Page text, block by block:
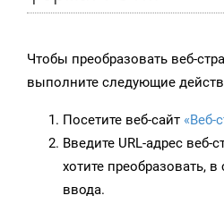
Чтобы преобразовать веб-
выполните следующие
Посетите веб-сайт «Веб-
Введите URL-адрес
хотите преобразовать,
ввода.